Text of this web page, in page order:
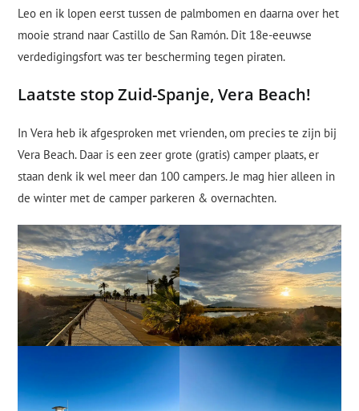
Leo en ik lopen eerst tussen de palmbomen en daarna over het
mooie strand naar Castillo de San Ramón. Dit 18e-eeuwse
verdedigingsfort was ter bescherming tegen piraten.
Laatste stop Zuid-Spanje, Vera Beach!
In Vera heb ik afgesproken met vrienden, om precies te zijn bij
Vera Beach. Daar is een zeer grote (gratis) camper plaats, er
staan denk ik wel meer dan 100 campers. Je mag hier alleen in
de winter met de camper parkeren & overnachten.